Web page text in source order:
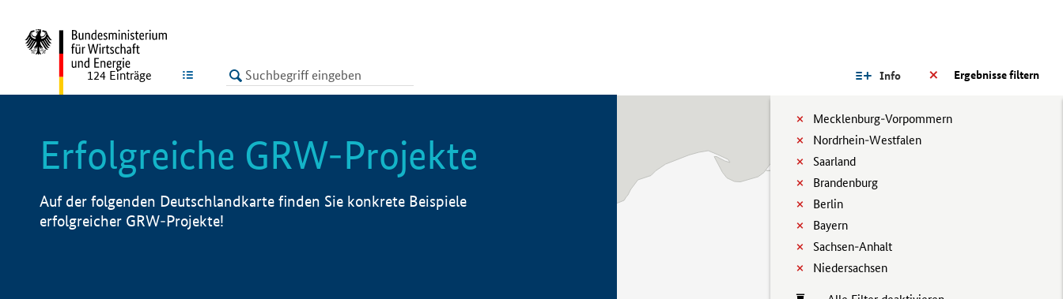
LISTE Ergebnisse filtern
Info
Mecklenburg-Vorpommern
Nordrhein-Westfalen
Saarland
Brandenburg
Berlin
Bayern
Sachsen-Anhalt
Niedersachsen
124 Einträge
Erfolgreiche GRW-Projekte
Auf der folgenden Deutschlandkarte finden Sie konkrete Beispiele
erfolgreicher GRW-Projekte!